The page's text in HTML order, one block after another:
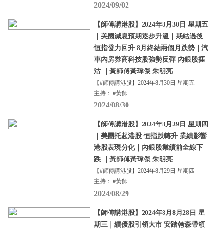
2024/09/02
【師傅講港股】2024年8月30日 星期五
｜美國減息預期逐步升溫｜期結過後
恒指發力回升 8月終結兩個月跌勢｜汽
車內房券商科技股強勢反彈 內銀股捱
沽 ｜黃師傅黃瑋傑 朱明亮
【#師傅講港股】2024年8月30日 星期五
主持： #黃師
2024/08/30
【師傅講港股】2024年8月29日 星期四
｜美團托起港股 恒指跌轉升 業績影響
港股表現分化｜內銀股業績前全線下
跌 ｜黃師傅黃瑋傑 朱明亮
【#師傅講港股】2024年8月29日 星期四
主持： #黃師
2024/08/29
【師傅講港股】2024年8月8月28日 星
期三｜績優股引領大市 安踏翰森帶領